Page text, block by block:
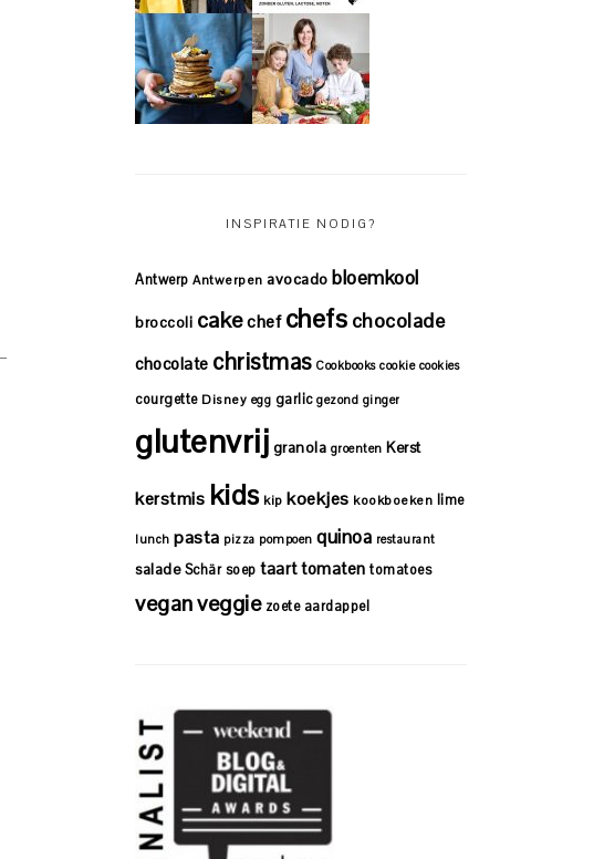
INSPIRATIE NODIG?
Antwerp Antwerpen avocado bloemkool
broccoli cakechef chefs chocolade
chocolate christmas Cookbooks cookie cookies
courgette Disney egg garlic gezond ginger
glutenvrij granola groenten Kerst
kerstmis kids kip koekjes kookboeken lime
lunch pasta pizza pompoen quinoa restaurant
salade Schär soep taarttomaten tomatoes
veganveggie zoete aardappel